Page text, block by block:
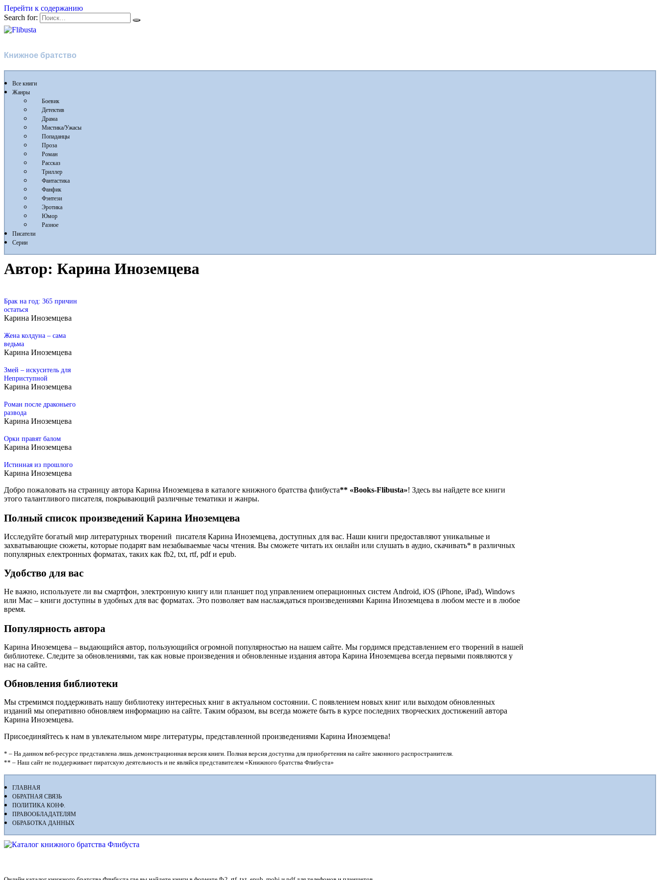
Перейти к содержанию
Search for:
Книжное братство
Все книги
Жанры
Боевик
Детектив
Драма
Мистика/Ужасы
Попаданцы
Проза
Роман
Рассказ
Триллер
Фантастика
Фанфик
Фэнтези
Эротика
Юмор
Разное
Писатели
Серии
Автор: Карина Иноземцева
Брак на год: 365 причин
остаться
Карина Иноземцева
Жена колдуна – сама
ведьма
Карина Иноземцева
Змей – искуситель для
Неприступной
Карина Иноземцева
Роман после драконьего
развода
Карина Иноземцева
Орки правят балом
Карина Иноземцева
Истинная из прошлого
Карина Иноземцева
Добро пожаловать на страницу автора Карина Иноземцева в каталоге книжного братства флибуста** «Books-Flibusta»! Здесь вы найдете все книги
этого талантливого писателя, покрывающий различные тематики и жанры.
Полный список произведений Карина Иноземцева
Исследуйте богатый мир литературных творений писателя Карина Иноземцева, доступных для вас. Наши книги предоставляют уникальные и
захватывающие сюжеты, которые подарят вам незабываемые часы чтения. Вы сможете читать их онлайн или слушать в аудио, скачивать* в различных
популярных електронных форматах, таких как fb2, txt, rtf, pdf и epub.
Удобство для вас
Не важно, используете ли вы смартфон, электронную книгу или планшет под управлением операционных систем Android, iOS (iPhone, iPad), Windows
или Mac – книги доступны в удобных для вас форматах. Это позволяет вам наслаждаться произведениями Карина Иноземцева в любом месте и в любое
время.
Популярность автора
Карина Иноземцева – выдающийся автор, пользующийся огромной популярностью на нашем сайте. Мы гордимся представлением его творений в нашей
библиотеке. Следите за обновлениями, так как новые произведения и обновленные издания автора Карина Иноземцева всегда первыми появляются у
нас на сайте.
Обновления библиотеки
Мы стремимся поддерживать нашу библиотеку интересных книг в актуальном состоянии. С появлением новых книг или выходом обновленных
изданий мы оперативно обновляем информацию на сайте. Таким образом, вы всегда можете быть в курсе последних творческих достижений автора
Карина Иноземцева.
Присоединяйтесь к нам в увлекательном мире литературы, представленной произведениями Карина Иноземцева!
* – На данном веб-ресурсе представлена лишь демонстрационная версия книги. Полная версия доступна для приобретения на сайте законного распространителя.
** – Наш сайт не поддерживает пиратскую деятельность и не являйся представителем «Книжного братства Флибуста»
ГЛАВНАЯ
ОБРАТНАЯ СВЯЗЬ
ПОЛИТИКА КОНФ.
ПРАВООБЛАДАТЕЛЯМ
ОБРАБОТКА ДАННЫХ